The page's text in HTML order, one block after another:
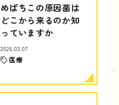
めばちこの原因菌は
どこから来るのか知
っていますか
2026.03.07
医療